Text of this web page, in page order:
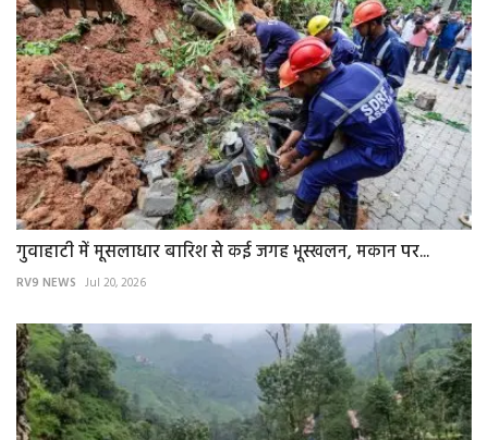
गुवाहाटी में मूसलाधार बारिश से कई जगह भूस्खलन, मकान पर...
RV9 NEWS Jul 20, 2026